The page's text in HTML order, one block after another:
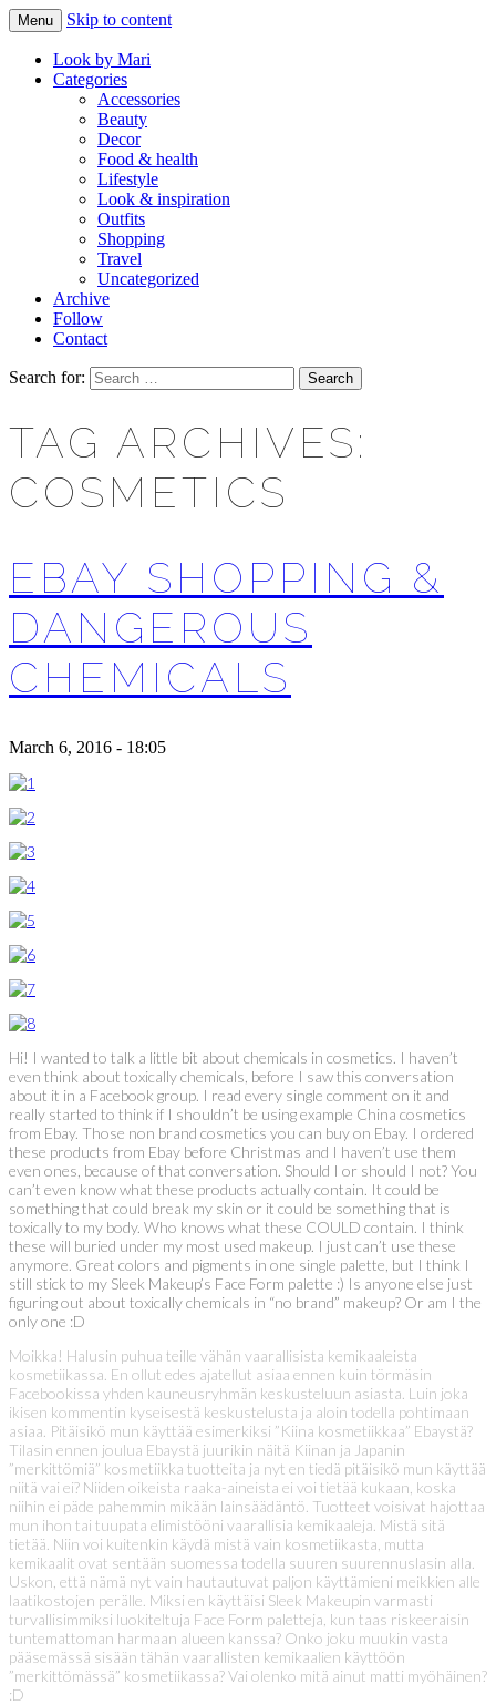
LOOK BY MARI
Makeup & beauty blog
Menu Skip to content
Look by Mari
Categories
Accessories
Beauty
Decor
Food & health
Lifestyle
Look & inspiration
Outfits
Shopping
Travel
Uncategorized
Archive
Follow
Contact
Search for:
TAG ARCHIVES:
COSMETICS
EBAY SHOPPING &
DANGEROUS
CHEMICALS
March 6, 2016 - 18:05
Hi! I wanted to talk a little bit about chemicals in cosmetics. I haven’t
even think about toxically chemicals, before I saw this conversation
about it in a Facebook group. I read every single comment on it and
really started to think if I shouldn’t be using example China cosmetics
from Ebay. Those non brand cosmetics you can buy on Ebay. I ordered
these products from Ebay before Christmas and I haven’t use them
even ones, because of that conversation. Should I or should I not? You
can’t even know what these products actually contain. It could be
something that could break my skin or it could be something that is
toxically to my body. Who knows what these COULD contain. I think
these will buried under my most used makeup. I just can’t use these
anymore. Great colors and pigments in one single palette, but I think I
still stick to my Sleek Makeup’s Face Form palette :) Is anyone else just
figuring out about toxically chemicals in “no brand” makeup? Or am I the
only one :D
Moikka! Halusin puhua teille vähän vaarallisista kemikaaleista
kosmetiikassa. En ollut edes ajatellut asiaa ennen kuin törmäsin
Facebookissa yhden kauneusryhmän keskusteluun asiasta. Luin joka
ikisen kommentin kyseisestä keskustelusta ja aloin todella pohtimaan
asiaa. Pitäisikö mun käyttää esimerkiksi ”Kiina kosmetiikkaa” Ebaystä?
Tilasin ennen joulua Ebaystä juurikin näitä Kiinan ja Japanin
”merkittömiä” kosmetiikka tuotteita ja nyt en tiedä pitäisikö mun käyttää
niitä vai ei? Niiden oikeista raaka-aineista ei voi tietää kukaan, koska
niihin ei päde pahemmin mikään lainsäädäntö. Tuotteet voisivat hajottaa
mun ihon tai tuupata elimistööni vaarallisia kemikaaleja. Mistä sitä
tietää. Niin voi kuitenkin käydä mistä vain kosmetiikasta, mutta
kemikaalit ovat sentään suomessa todella suuren suurennuslasin alla.
Uskon, että nämä nyt vain hautautuvat paljon käyttämieni meikkien alle
laatikostojen perälle. Miksi en käyttäisi Sleek Makeupin varmasti
turvallisimmiksi luokiteltuja Face Form paletteja, kun taas riskeeraisin
tuntemattoman harmaan alueen kanssa? Onko joku muukin vasta
pääsemässä sisään tähän vaarallisten kemikaalien käyttöön
”merkittömässä” kosmetiikassa? Vai olenko mitä ainut matti myöhäinen?
:D